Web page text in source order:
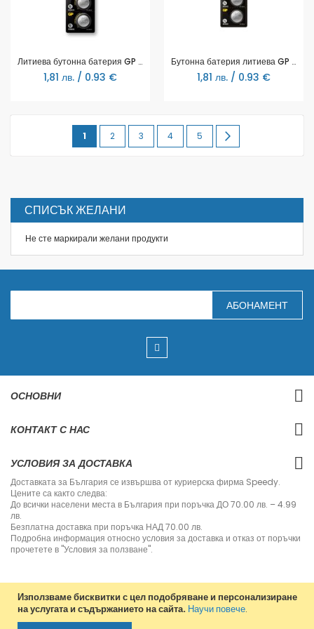
Използваме бисквитки с цел подобряване и персонализиране
на услугата и съдържанието на сайта. Научи повече.
Литиева бутонна батерия GP CR2025 3 V 5бр. в блистер / цена за 1 бр./
1,81 лв. / 0.93 €
Бутонна батерия литиева GP CR2032 3V 5бр. в блистер / цена за 1 бр./ GP
1,81 лв. / 0.93 €
Page
You're
page
1 Page
2 Page
3 Page
4 Page
5
СПИСЪК ЖЕЛАНИ
Не сте маркирали желани продукти
З
п
е
е
н
и
б
ю
л
е
т
и
н
АБОНАМЕНТ
ОСНОВНИ
КОНТАКТ С НАС
УСЛОВИЯ ЗА ДОСТАВКА
Доставката за България се извършва от куриерска фирма Speedy.
Цените са както следва:
До всички населени места в България при поръчка ДО 70.00 лв. – 4.99
лв.
Безплатна доставка при поръчка НАД 70.00 лв.
Подробна информация относно условия за доставка и отказ от поръчки
прочетете в "Условия за ползване".
Copyright © 2013-2020 Jvm Bulgaria. All rights reserved.